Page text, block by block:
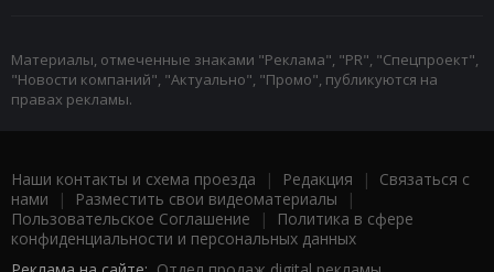
Материалы, отмеченные знаками "Реклама", "PR", "Спецпроект",
"Новости компаний", "Актуально", "Промо", публикуются на
правах рекламы.
Наши контакты и схема проезда | Редакция | Связаться с
нами | Разместить свои видеоматериалы |
Пользовательское Соглашение |
Политика в сфере
конфиденциальности и персональных данных